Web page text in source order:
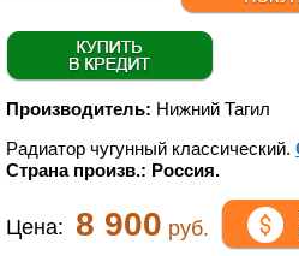
Производитель: Нижний Тагил
Радиатор чугунный классический.
Страна произв.: Россия.
Цена: 8 900 руб.